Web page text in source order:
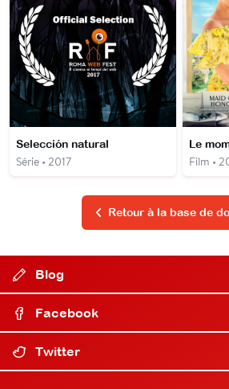
Selección natural
Série • 2017
Le
Film •
Retour à la base de
Blog
Facebook
Twitter